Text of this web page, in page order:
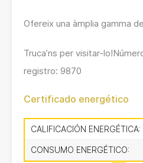
Ofereix una àmplia gamma
Truca’ns per visitar-
registro: 9870
Certificado energético
CALIFICACIÓN ENERGÉTICA:
CONSUMO ENERGÉTICO: